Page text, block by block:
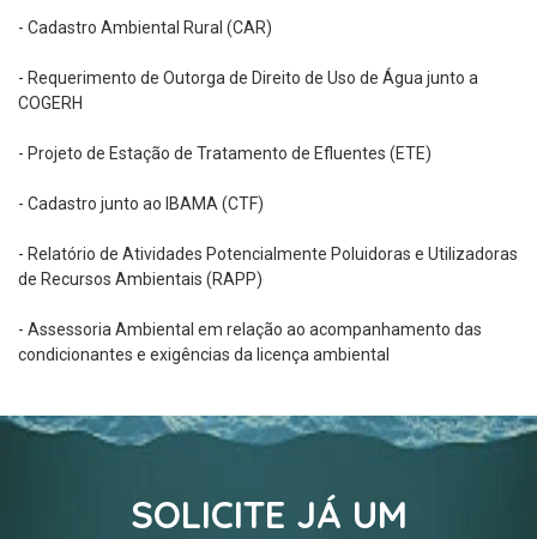
- Cadastro Ambiental Rural (CAR)
- Requerimento de Outorga de Direito de Uso de Água junto a
COGERH
- Projeto de Estação de Tratamento de Efluentes (ETE)
- Cadastro junto ao IBAMA (CTF)
- Relatório de Atividades Potencialmente Poluidoras e Utilizadoras
de Recursos Ambientais (RAPP)
- Assessoria Ambiental em relação ao acompanhamento das
condicionantes e exigências da licença ambiental
SOLICITE JÁ UM